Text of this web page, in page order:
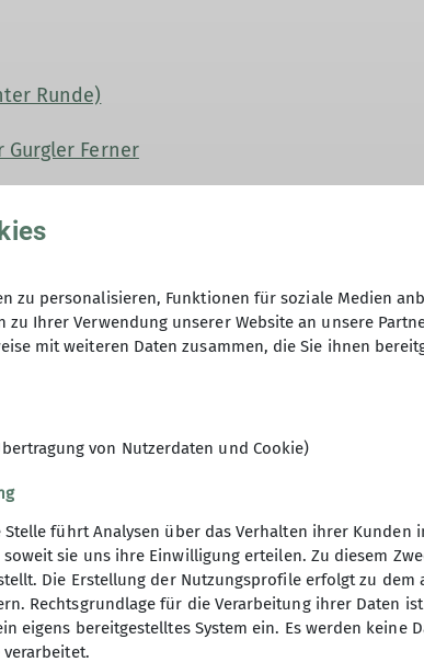
Runde)
Ferner
ist zweite Etappe)
(3.250 m, 3.426 m und 3.472 m)
Service
Kontakt und Anfahrt
zu personalisieren, Funktionen für soziale Medien
Ihrer Verwendung unserer Website an unsere
mit weiteren Daten zusammen, die Sie ihnen
von Nutzerdaten und Cookie)
führt Analysen über das Verhalten ihrer Kunden
sie uns ihre Einwilligung erteilen. Zu diesem
Die Erstellung der Nutzungsprofile erfolgt zu dem
Rechtsgrundlage für die Verarbeitung ihrer Daten
eigens bereitgestelltes System ein. Es werden
verarbeitet.